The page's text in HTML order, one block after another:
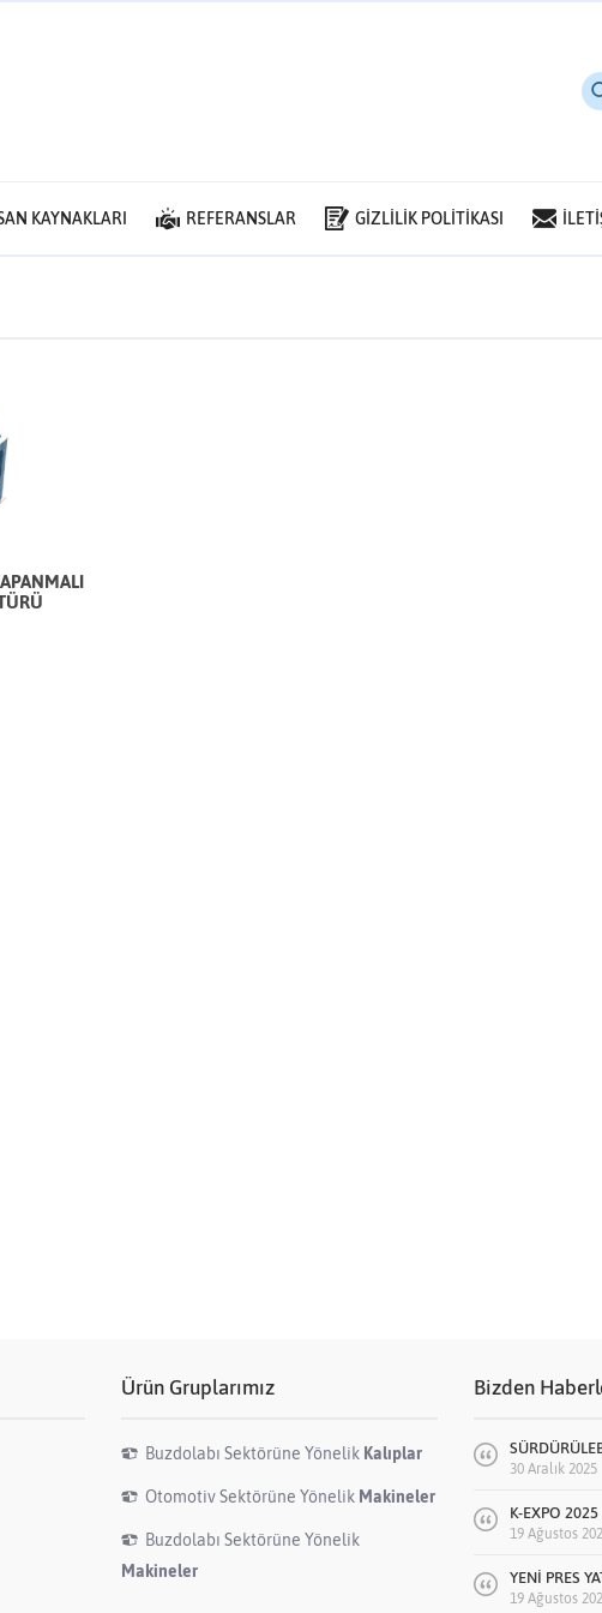
KAYNAKLARI REFERANSLAR GİZLİLİK POLİTİKASI
Ürün Gruplarımız
Buzdolabı Sektörüne Yönelik Kalıplar
Otomotiv Sektörüne Yönelik Makineler
Buzdolabı Sektörüne Yönelik
Makineler
Bizden
30 Aralık 2025
K-EXPO
19 Ağustos
YENİ PRES
19 Ağustos